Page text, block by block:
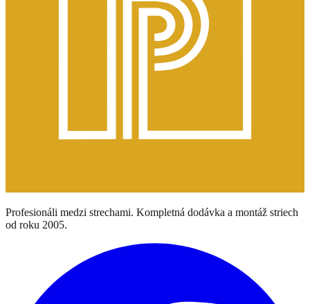
Profesionáli medzi strechami. Kompletná dodávka a montáž striech
od roku 2005.